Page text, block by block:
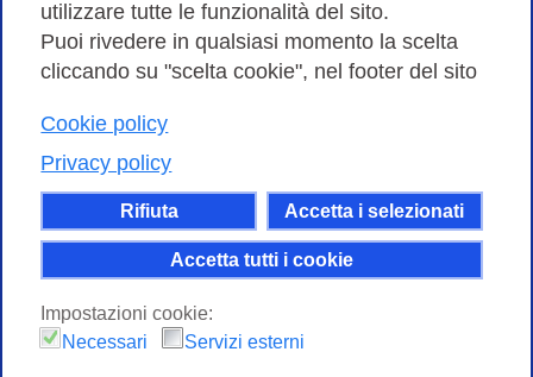
utilizzare tutte le funzionalità del sito.
Puoi rivedere in qualsiasi momento la scelta
cliccando su "scelta cookie", nel footer del sito
Cookie policy
Privacy policy
Rifiuta Accetta i selezionati
Accetta tutti i cookie
Impostazioni cookie:
Necessari
Servizi esterni
Consortium GARR - Via dei Tizii, 6 - 00185 Roma | Tel.
| CF 97284570583 – PI 07577141000 | Codice
Destinatario 7EU9KEU |
Il contenuto di questo sito e' rilasciato, tranne dove
altrimenti indicato, secondo i termini della licenza
Creative Commons
stesso modo 4.0 Internazionale.